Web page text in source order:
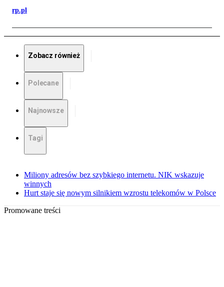
rp.pl
Zobacz również
Polecane
Najnowsze
Tagi
Miliony adresów bez szybkiego internetu. NIK wskazuje
winnych
Hurt staje się nowym silnikiem wzrostu telekomów w Polsce
Promowane treści